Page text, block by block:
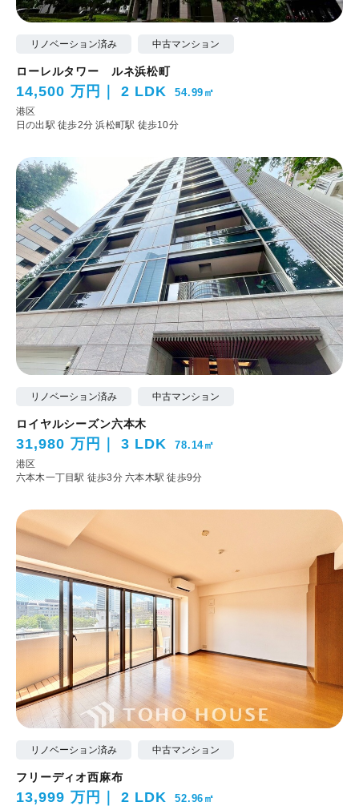
リノベーション済み 中古マンション
ローレルタワー ルネ浜松町
14,500 万円 2 LDK 54.99㎡
港区
日の出駅 徒歩2分浜松町駅 徒歩10分
リノベーション済み 中古マンション
ロイヤルシーズン六本木
31,980 万円 3 LDK 78.14㎡
港区
六本木一丁目駅 徒歩3分六本木駅 徒歩9分
リノベーション済み 中古マンション
フリーディオ西麻布
13,999 万円 2 LDK 52.96㎡